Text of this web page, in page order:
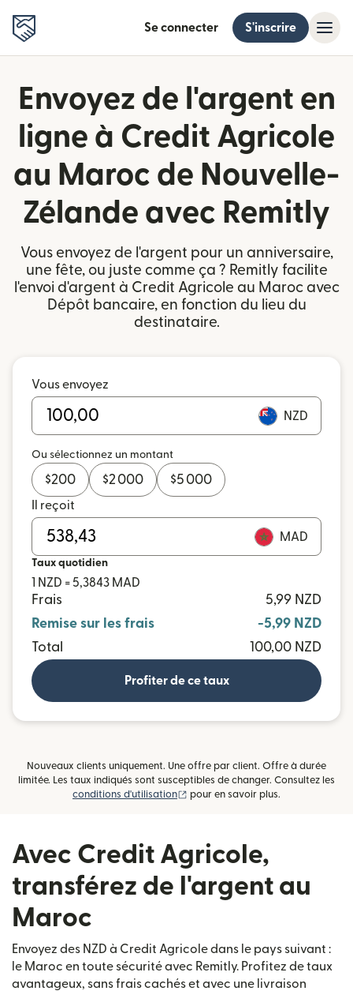
Se connecter S'inscrire
Envoyez de l'argent en
ligne à Credit Agricole
au Maroc de Nouvelle-
Zélande avec Remitly
Vous envoyez de l'argent pour un anniversaire,
une fête, ou juste comme ça ? Remitly facilite
l'envoi d'argent à Credit Agricole au Maroc avec
Dépôt bancaire, en fonction du lieu du
destinataire.
Vous envoyez
NZD
Ou sélectionnez un montant
$200 $2 000 $5 000
Il reçoit
MAD
Taux quotidien
1 NZD = 5,3843 MAD
Frais
5,99 NZD
Remise sur les frais
-5,99 NZD
Total
100,00 NZD
Profiter de ce taux
Nouveaux clients uniquement. Une offre par client. Offre à durée
limitée. Les taux indiqués sont susceptibles de changer. Consultez les
conditions d'utilisation
(s'ouvre dans une nouvelle fenêtre)
pour en savoir plus.
Avec Credit Agricole,
transférez de l'argent au
Maroc
Envoyez des NZD à Credit Agricole dans le pays suivant :
le Maroc en toute sécurité avec Remitly. Profitez de taux
avantageux, sans frais cachés et avec une livraison